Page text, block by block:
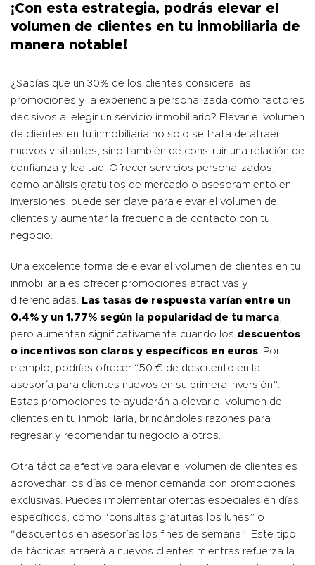
¡Con esta estrategia, podrás elevar el
volumen de clientes en tu inmobiliaria de
manera notable!
¿Sabías que un 30% de los clientes considera las
promociones y la experiencia personalizada como factores
decisivos al elegir un servicio inmobiliario? Elevar el volumen
de clientes en tu inmobiliaria no solo se trata de atraer
nuevos visitantes, sino también de construir una relación de
confianza y lealtad. Ofrecer servicios personalizados,
como análisis gratuitos de mercado o asesoramiento en
inversiones, puede ser clave para elevar el volumen de
clientes y aumentar la frecuencia de contacto con tu
negocio.
Una excelente forma de elevar el volumen de clientes en tu
inmobiliaria es ofrecer promociones atractivas y
diferenciadas.
Las tasas de respuesta varían entre un
0,4% y un 1,77% según la popularidad de tu marca
pero aumentan significativamente cuando los descuentos
o incentivos son claros y específicos en euros . Por
ejemplo, podrías ofrecer “50 € de descuento en la
asesoría para clientes nuevos en su primera inversión”.
Estas promociones te ayudarán a elevar el volumen de
clientes en tu inmobiliaria, brindándoles razones para
regresar y recomendar tu negocio a otros.
Otra táctica efectiva para elevar el volumen de clientes es
aprovechar los días de menor demanda con promociones
exclusivas. Puedes implementar ofertas especiales en días
específicos, como “consultas gratuitas los lunes” o
“descuentos en asesorías los fines de semana”. Este tipo
de tácticas atraerá a nuevos clientes mientras refuerza la